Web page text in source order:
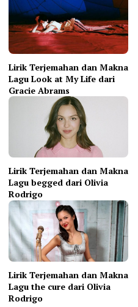
Lirik Terjemahan dan Makna
Lagu Look at My Life dari
Gracie Abrams
Lirik Terjemahan dan Makna
Lagu begged dari Olivia
Rodrigo
Lirik Terjemahan dan Makna
Lagu the cure dari Olivia
Rodrigo